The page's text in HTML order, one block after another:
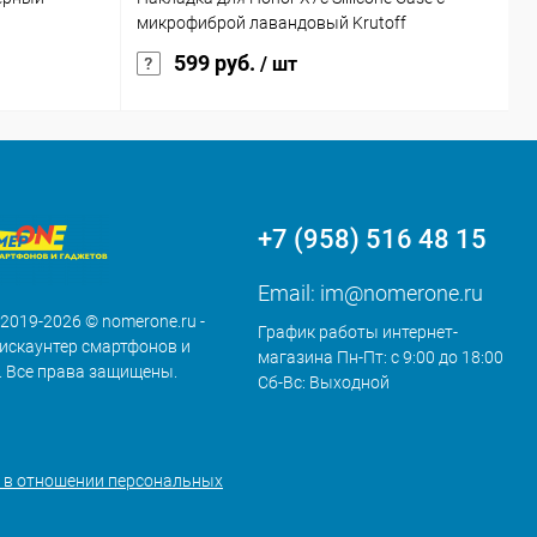
микрофиброй лавандовый Krutoff
599 руб. / шт
2026 © nomerone.ru -
смартфонов и
Все права защищены.
в отношении персональных
+7 (958) 516 48 15
Email: im@nomerone.ru
График работы интернет-
магазина Пн-Пт: с 9:00 до 18:00
Сб-Вс: Выходной